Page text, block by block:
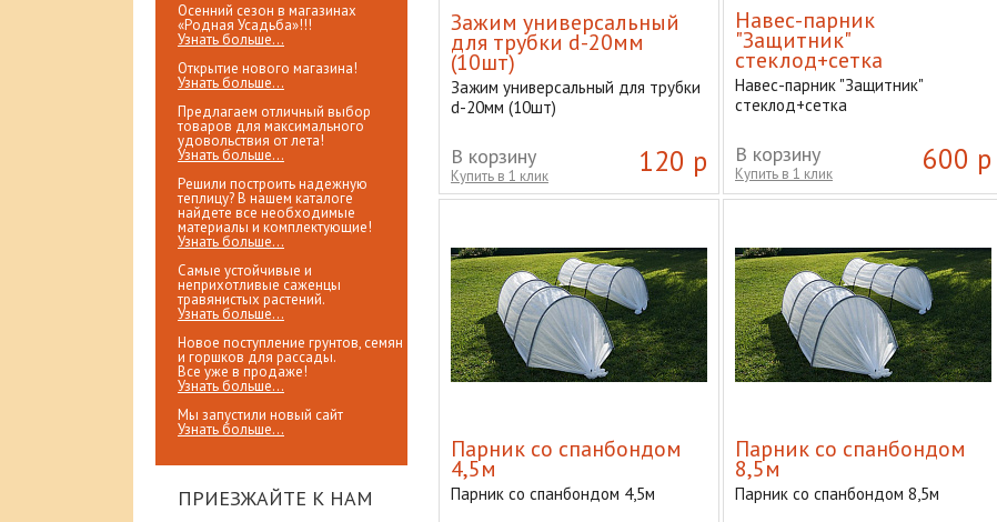
Осенний сезон в магазинах
«Родная Усадьба»!!!
Узнать больше...
Открытие нового магазина!
Узнать больше...
Предлагаем отличный выбор
товаров для максимального
удовольствия от лета!
Узнать больше...
Решили построить надежную
теплицу? В нашем каталоге
найдете все необходимые
материалы и комплектующие!
Узнать больше...
Самые устойчивые и
неприхотливые саженцы
травянистых растений.
Узнать больше...
Новое поступление грунтов, семян
и горшков для рассады.
Все уже в продаже!
Узнать больше...
Мы запустили новый сайт
Узнать больше...
ПРИЕЗЖАЙТЕ К НАМ
Зажим универсальный
для трубки d-20мм
(10шт)
Зажим универсальный для трубки
d-20мм (10шт)
120 р
В корзину
Купить в 1 клик
Навес-парник
"Защитник"
стеклод+сетка
Навес-парник "Защитник"
стеклод+сетка
600 р
В корзину
Купить в 1 клик
Парник со спанбондом
4,5м
Парник со спанбондом 4,5м
Парник со спанбондом
8,5м
Парник со спанбондом 8,5м